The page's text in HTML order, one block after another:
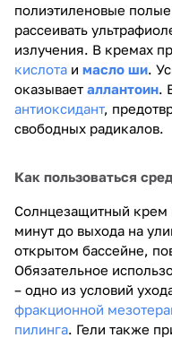
полиэтиленовые
рассеивать
излучения. В кремах
кислота и масло ши.
оказывает аллантоин.
антиоксидант,
свободных радикалов.
Как пользоваться
Солнцезащитный крем
минут до выхода на
открытом бассейне,
Обязательное
– одно из условий
фракционной
пилинга. Гели также